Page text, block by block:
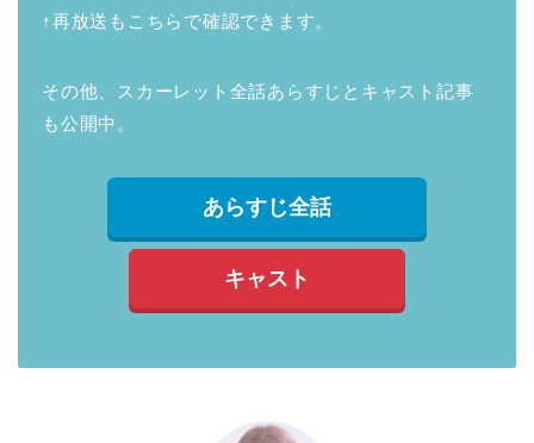
↑再放送もこちらで確認できます。
その他、スカーレット全話あらすじとキャスト記事
も公開中。
あらすじ全話
キャスト